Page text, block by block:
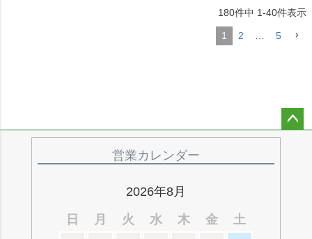
180件中 1-40件表示
1 2 5
営業カレンダー
2026年8月
日
月 火 水 木 金 土